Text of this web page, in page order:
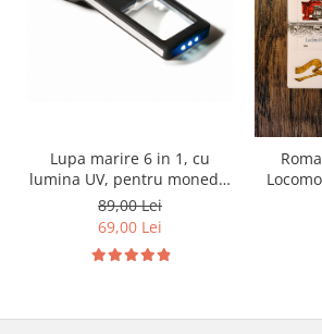
Lupa marire 6 in 1, cu
lumina UV, pentru monede,
bancnote, timbre
89,00 Lei
69,00 Lei
abur